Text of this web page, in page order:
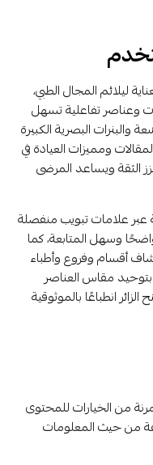
ليلائم المجال الطبي،
وعناصر تفاعلية تسهل
والبنرات البصرية الكبيرة
ومميزات العيادة في
الثقة ويساعد المرضى
عبر علامات تبويب منفصلة
وسهل المتابعة، كما
أقسام وفروع وأطباء
مقاس العناصر
انطباعًا بالموثوقية
من الخيارات للمحتوى
من حيث المعلومات